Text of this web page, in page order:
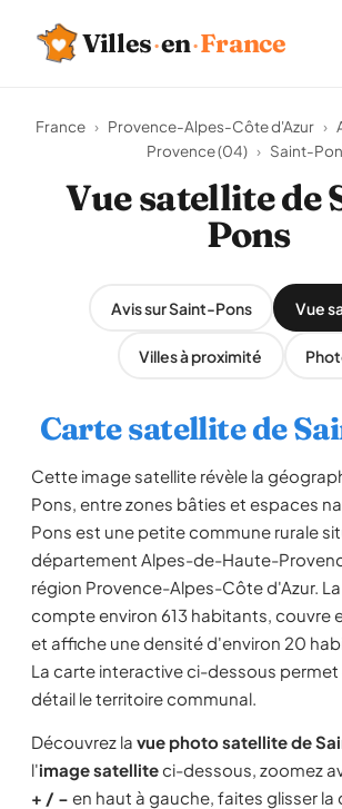
Villes·en·France
France › Provence-Alpes-Côte d'Azur ›
Provence (04) › Saint-
Vue satellite de
Pons
Avis sur Saint-Pons Vue
Villes à proximité
Carte satellite de
Cette image satellite révèle la
Pons, entre zones bâties et espaces
Pons est une petite commune rurale
département Alpes-de-Haute-
région Provence-Alpes-Côte d'Azur.
compte environ 613 habitants, couvre
et affiche une densité d'environ 20
La carte interactive ci-dessous permet
détail le territoire communal.
Découvrez la vue photo satellite de
l'image satelliteci-dessous, zoomez
+ / − en haut à gauche, faites glisser la